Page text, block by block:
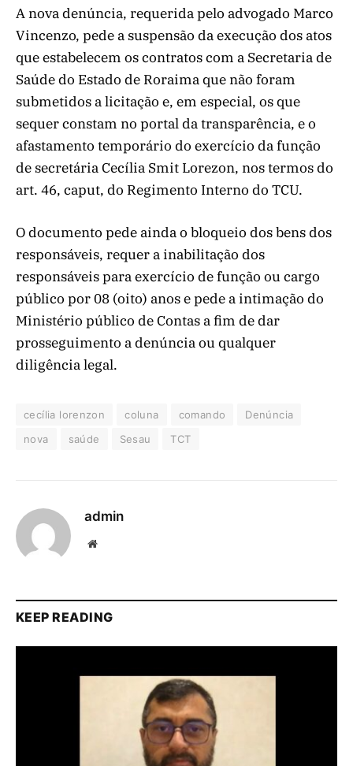
A nova denúncia, requerida pelo advogado Marco
Vincenzo, pede a suspensão da execução dos atos
que estabelecem os contratos com a Secretaria de
Saúde do Estado de Roraima que não foram
submetidos a licitação e, em especial, os que
sequer constam no portal da transparência, e o
afastamento temporário do exercício da função
de secretária Cecília Smit Lorezon, nos termos do
art. 46, caput, do Regimento Interno do TCU.
O documento pede ainda o bloqueio dos bens dos
responsáveis, requer a inabilitação dos
responsáveis para exercício de função ou cargo
público por 08 (oito) anos e pede a intimação do
Ministério público de Contas a fim de dar
prosseguimento a denúncia ou qualquer
diligência legal.
cecília lorenzon coluna comando
Denúncia
nova
saúde Sesau TCT
admin
Website
KEEP READING